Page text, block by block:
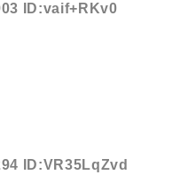
ID:vaif+RKv0
ID:VR35LqZvd